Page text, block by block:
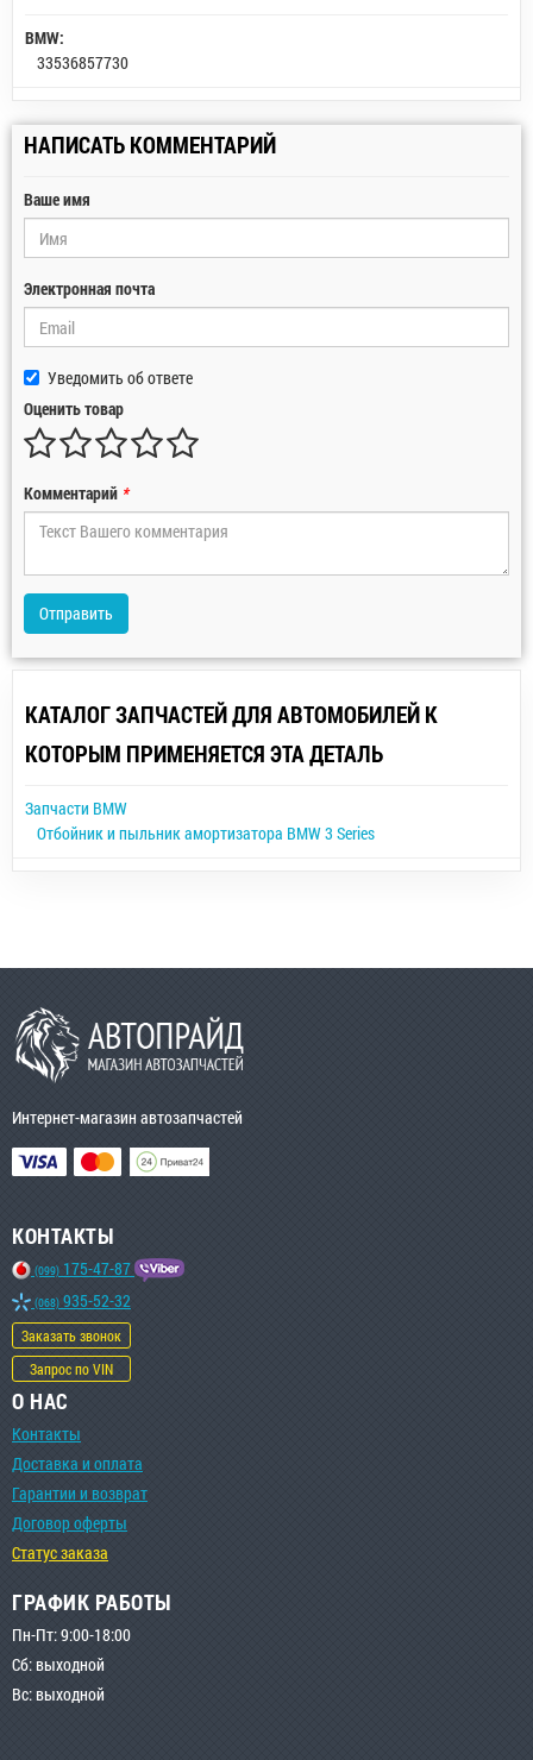
BMW:
33536857730
НАПИСАТЬ КОММЕНТАРИЙ
Ваше имя
Электронная почта
Уведомить об ответе
Оценить товар
Комментарий *
Отправить
КАТАЛОГ ЗАПЧАСТЕЙ ДЛЯ АВТОМОБИЛЕЙ К
КОТОРЫМ ПРИМЕНЯЕТСЯ ЭТА ДЕТАЛЬ
Запчасти BMW
Отбойник и пыльник амортизатора BMW 3 Series
Интернет-магазин автозапчастей
КОНТАКТЫ
(099) 175-47-87
(068) 935-52-32
Заказать звонок
Запрос по VIN
О НАС
Контакты
Доставка и оплата
Гарантии и возврат
Договор оферты
Статус заказа
ГРАФИК РАБОТЫ
Пн-Пт: 9:00-18:00
Сб: выходной
Вс: выходной